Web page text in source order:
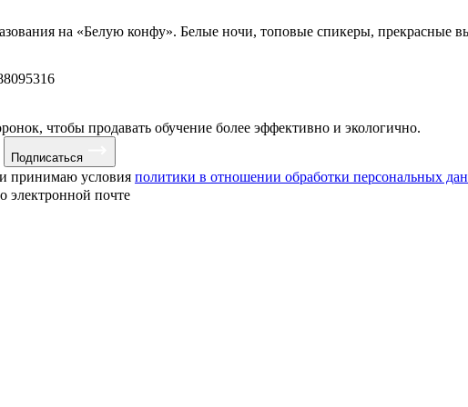
на «Белую конфу». Белые ночи, топовые спикеры, прекрасные
чтобы продавать обучение более эффективно и экологично.
Подписаться
принимаю условия политики в отношении обработки персональных
электронной почте